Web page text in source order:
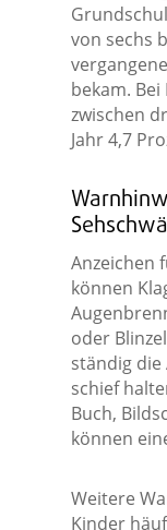
von sechs
bekam.
zwischen
Jahr 4,7
Anzeichen
können
oder
ständig
schief
Buch,
können
Weitere
Kinder